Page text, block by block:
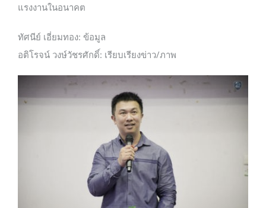
แรงงานในอนาคต
ทัศนีย์ เอี่ยมทอง: ข้อมูล
อติโรจน์ วงษ์วัชรศักดิ์: เรียบเรียงข่าว/ภาพ